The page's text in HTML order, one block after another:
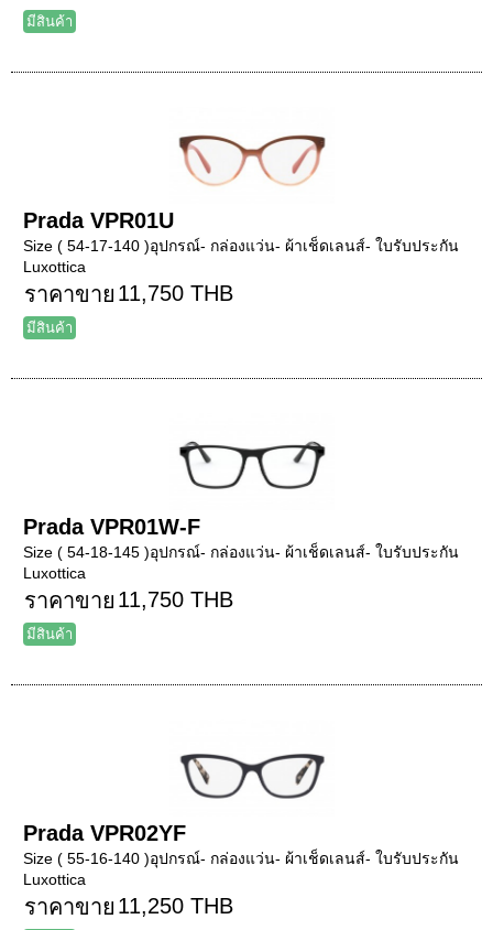
มีสินค้า
Prada VPR01U
Size ( 54-17-140 )อุปกรณ์- กล่องแว่น- ผ้าเช็ดเลนส์- ใบรับประกัน
Luxottica
ราคาขาย 11,750 THB
มีสินค้า
Prada VPR01W-F
Size ( 54-18-145 )อุปกรณ์- กล่องแว่น- ผ้าเช็ดเลนส์- ใบรับประกัน
Luxottica
ราคาขาย 11,750 THB
มีสินค้า
Prada VPR02YF
Size ( 55-16-140 )อุปกรณ์- กล่องแว่น- ผ้าเช็ดเลนส์- ใบรับประกัน
Luxottica
ราคาขาย 11,250 THB